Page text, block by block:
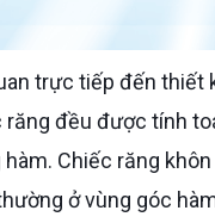
đều được tính
Chiếc răng
ở vùng góc